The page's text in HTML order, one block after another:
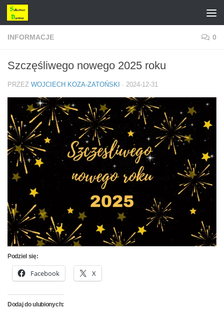
Przejdź do treści
INFORMACJE 0
Szczęśliwego nowego 2025 roku
PRZEZ WOJCIECH KOZA-ZATOŃSKI · 2024-12-31
Podziel się:
Facebook X
Dodaj do ulubionych: